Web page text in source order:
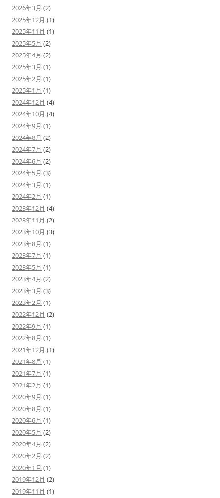
2026年3月 (2)
2025年12月 (1)
2025年11月 (1)
2025年5月 (2)
2025年4月 (2)
2025年3月 (1)
2025年2月 (1)
2025年1月 (1)
2024年12月 (4)
2024年10月 (4)
2024年9月 (1)
2024年8月 (2)
2024年7月 (2)
2024年6月 (2)
2024年5月 (3)
2024年3月 (1)
2024年2月 (1)
2023年12月 (4)
2023年11月 (2)
2023年10月 (3)
2023年8月 (1)
2023年7月 (1)
2023年5月 (1)
2023年4月 (2)
2023年3月 (3)
2023年2月 (1)
2022年12月 (2)
2022年9月 (1)
2022年8月 (1)
2021年12月 (1)
2021年8月 (1)
2021年7月 (1)
2021年2月 (1)
2020年9月 (1)
2020年8月 (1)
2020年6月 (1)
2020年5月 (2)
2020年4月 (2)
2020年2月 (2)
2020年1月 (1)
2019年12月 (2)
2019年11月 (1)